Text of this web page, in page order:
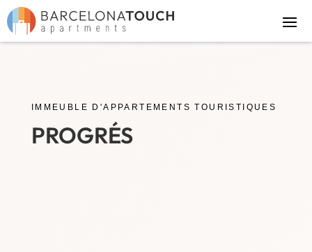
IMMEUBLE D'APPARTEMENTS TOURISTIQUES
PROGRÉS